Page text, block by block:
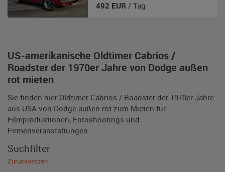
US-amerikanische Oldtimer Cabrios /
Roadster der 1970er Jahre von Dodge außen
rot mieten
Sie finden hier Oldtimer Cabrios / Roadster der 1970er Jahre
aus USA von Dodge außen rot zum Mieten für
Filmproduktionen, Fotoshootings und
Firmenveranstaltungen.
492 EUR / Tag
Suchfilter
Zurücksetzen